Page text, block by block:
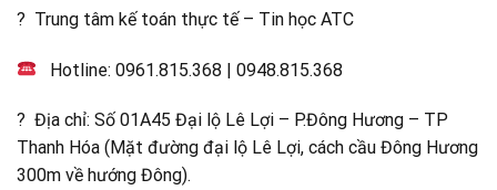
? Trung tâm kế toán thực tế – Tin học ATC
Hotline:0961.815.368 |0948.815.368
? Địa chỉ: Số 01A45 Đại lộ Lê Lợi – P.Đông Hương – TP
Thanh Hóa (Mặt đường đại lộ Lê Lợi, cách cầu Đông Hương
300m về hướng Đông).